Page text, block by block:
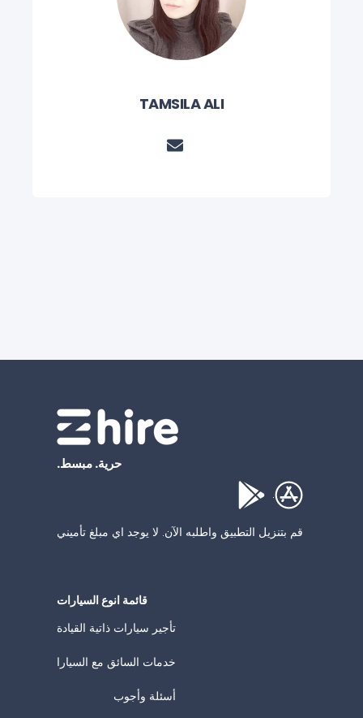
TAMSILA ALI
حرية. مبسط.
قم بتنزيل التطبيق واطلبه الآن. لا يوجد اي مبلغ تأميني
قائمة انوع السيارات
تأجير سيارات ذاتية القيادة
خدمات السائق مع السيارا
أسئلة وأجوب